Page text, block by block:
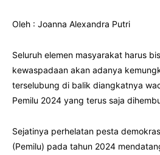
Oleh : Joanna Alexandra Putri
Seluruh elemen masyarakat harus
kewaspadaan akan adanya
terselubung di balik diangkatnya
Pemilu 2024 yang terus saja
Sejatinya perhelatan pesta
(Pemilu) pada tahun 2024